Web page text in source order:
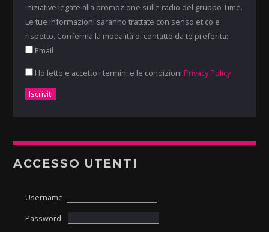
iniziative legate alla promozione sulle radio del gruppo Time.
Le tue informazioni saranno trattate con senso etico e
rispetto. Conferma la modalità di contatto da te preferita:
Email
Ho letto e accetto i termini e le condizioni Privacy Policy
ACCESSO UTENTI
Username
Password